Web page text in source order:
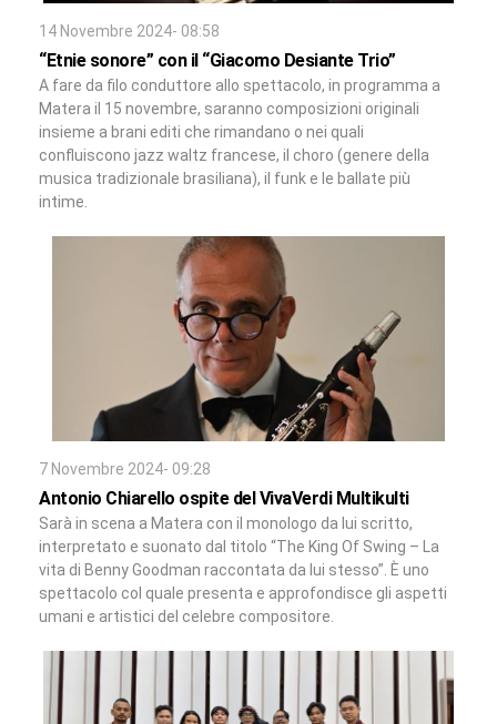
14 Novembre 2024- 08:58
“Etnie sonore” con il “Giacomo Desiante Trio”
A fare da filo conduttore allo spettacolo, in programma a
Matera il 15 novembre, saranno composizioni originali
insieme a brani editi che rimandano o nei quali
confluiscono jazz waltz francese, il choro (genere della
musica tradizionale brasiliana), il funk e le ballate più
intime.
7 Novembre 2024- 09:28
Antonio Chiarello ospite del VivaVerdi Multikulti
Sarà in scena a Matera con il monologo da lui scritto,
interpretato e suonato dal titolo “The King Of Swing – La
vita di Benny Goodman raccontata da lui stesso”. È uno
spettacolo col quale presenta e approfondisce gli aspetti
umani e artistici del celebre compositore.